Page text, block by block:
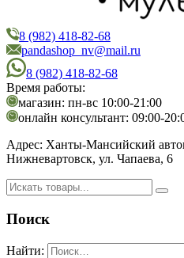
PandaShop
Интернет-магазин косметики
8 (982) 418-82-68
pandashop_nv@mail.ru
8 (982) 418-82-68
Время работы:
магазин: пн-вс 10:00-21:00
онлайн консультант: 09:00-
Адрес: Ханты-Мансийский
Нижневартовск, ул. Чапаева, 6
Поиск
Найти: